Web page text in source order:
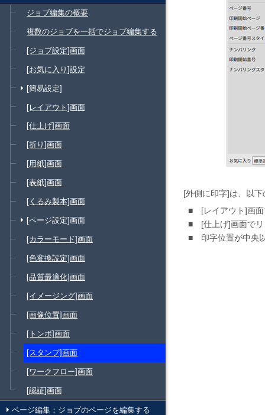
ジョブ編集の概要
複数のジョブを一括でジョブ編集する
[ジョブ設定]画面
[お気に入り]設定
[簡易設定]
[レイアウト]画面
[仕上げ]画面
[折り]画面
[用紙]画面
[表紙]画面
[くるみ製本]画面
[ページ設定]画面
[カラーモード]画面
[色変換設定]画面
[品質最適化]画面
[イメージング]画面
[画像位置]画面
[トンボ]画面
[スタンプ]画面
[ワークフロー]画面
[認証]画面
ページ編集：ジョブのページを編集する
外側に印字 は、以
レイアウト 画
仕上げ 画面で
印字位置が中央